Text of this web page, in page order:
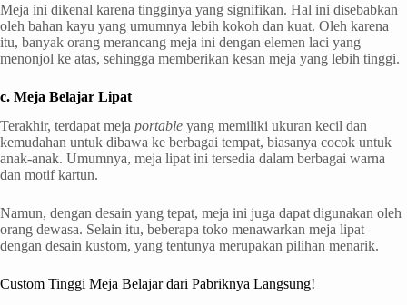
Meja ini dikenal karena tingginya yang signifikan. Hal ini disebabkan
oleh bahan kayu yang umumnya lebih kokoh dan kuat. Oleh karena
itu, banyak orang merancang meja ini dengan elemen laci yang
menonjol ke atas, sehingga memberikan kesan meja yang lebih tinggi.
c. Meja Belajar Lipat
Terakhir, terdapat meja portable yang memiliki ukuran kecil dan
kemudahan untuk dibawa ke berbagai tempat, biasanya cocok untuk
anak-anak. Umumnya, meja lipat ini tersedia dalam berbagai warna
dan motif kartun.
Namun, dengan desain yang tepat, meja ini juga dapat digunakan oleh
orang dewasa. Selain itu, beberapa toko menawarkan meja lipat
dengan desain kustom, yang tentunya merupakan pilihan menarik.
Custom Tinggi Meja Belajar dari Pabriknya Langsung!